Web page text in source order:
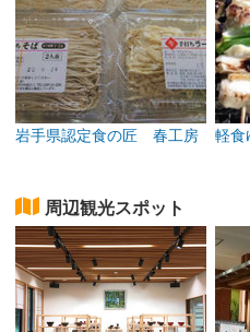
岩手県認定食の匠 春工房 軽食
周辺観光スポット